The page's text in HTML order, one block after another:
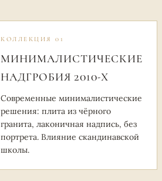
КОЛЛЕКЦИЯ 01
МИНИМАЛИСТИЧЕСКИЕ
НАДГРОБИЯ 2010-Х
Современные минималистические
решения: плита из чёрного
гранита, лаконичная надпись, без
портрета. Влияние скандинавской
школы.